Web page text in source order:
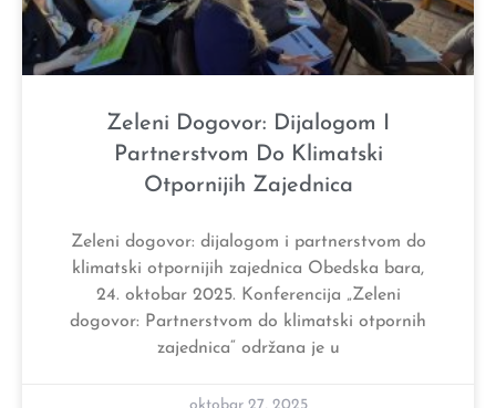
Zeleni Dogovor: Dijalogom I
Partnerstvom Do Klimatski
Otpornijih Zajednica
Zeleni dogovor: dijalogom i partnerstvom do
klimatski otpornijih zajednica Obedska bara,
24. oktobar 2025. Konferencija „Zeleni
dogovor: Partnerstvom do klimatski otpornih
zajednica“ održana je u